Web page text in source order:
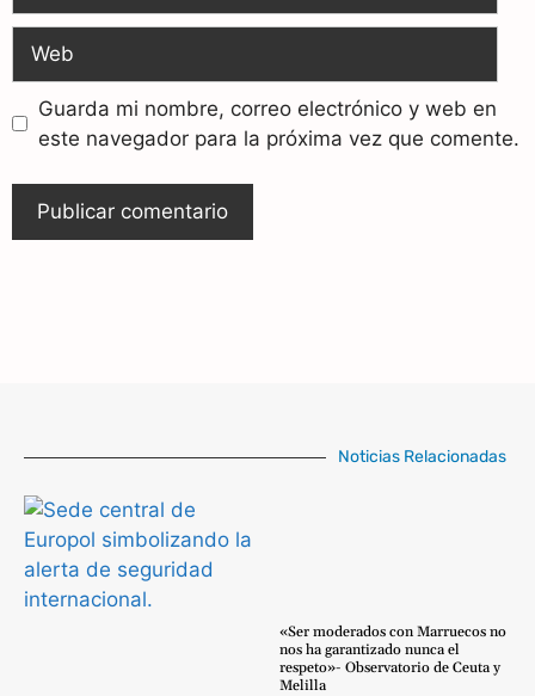
Guarda mi nombre, correo electrónico y web en
este navegador para la próxima vez que comente.
Noticias Relacionadas
«Ser moderados con Marruecos no
nos ha garantizado nunca el
respeto»- Observatorio de Ceuta y
Melilla